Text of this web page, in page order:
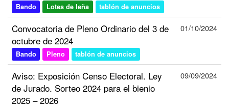
Bando Lotes de leña tablón de anuncios
Convocatoria de Pleno Ordinario del 3 de
octubre de 2024
Bando Pleno tablón de anuncios
01/10/2024
Aviso: Exposición Censo Electoral. Ley
de Jurado. Sorteo 2024 para el bienio
2025 – 2026
09/09/2024